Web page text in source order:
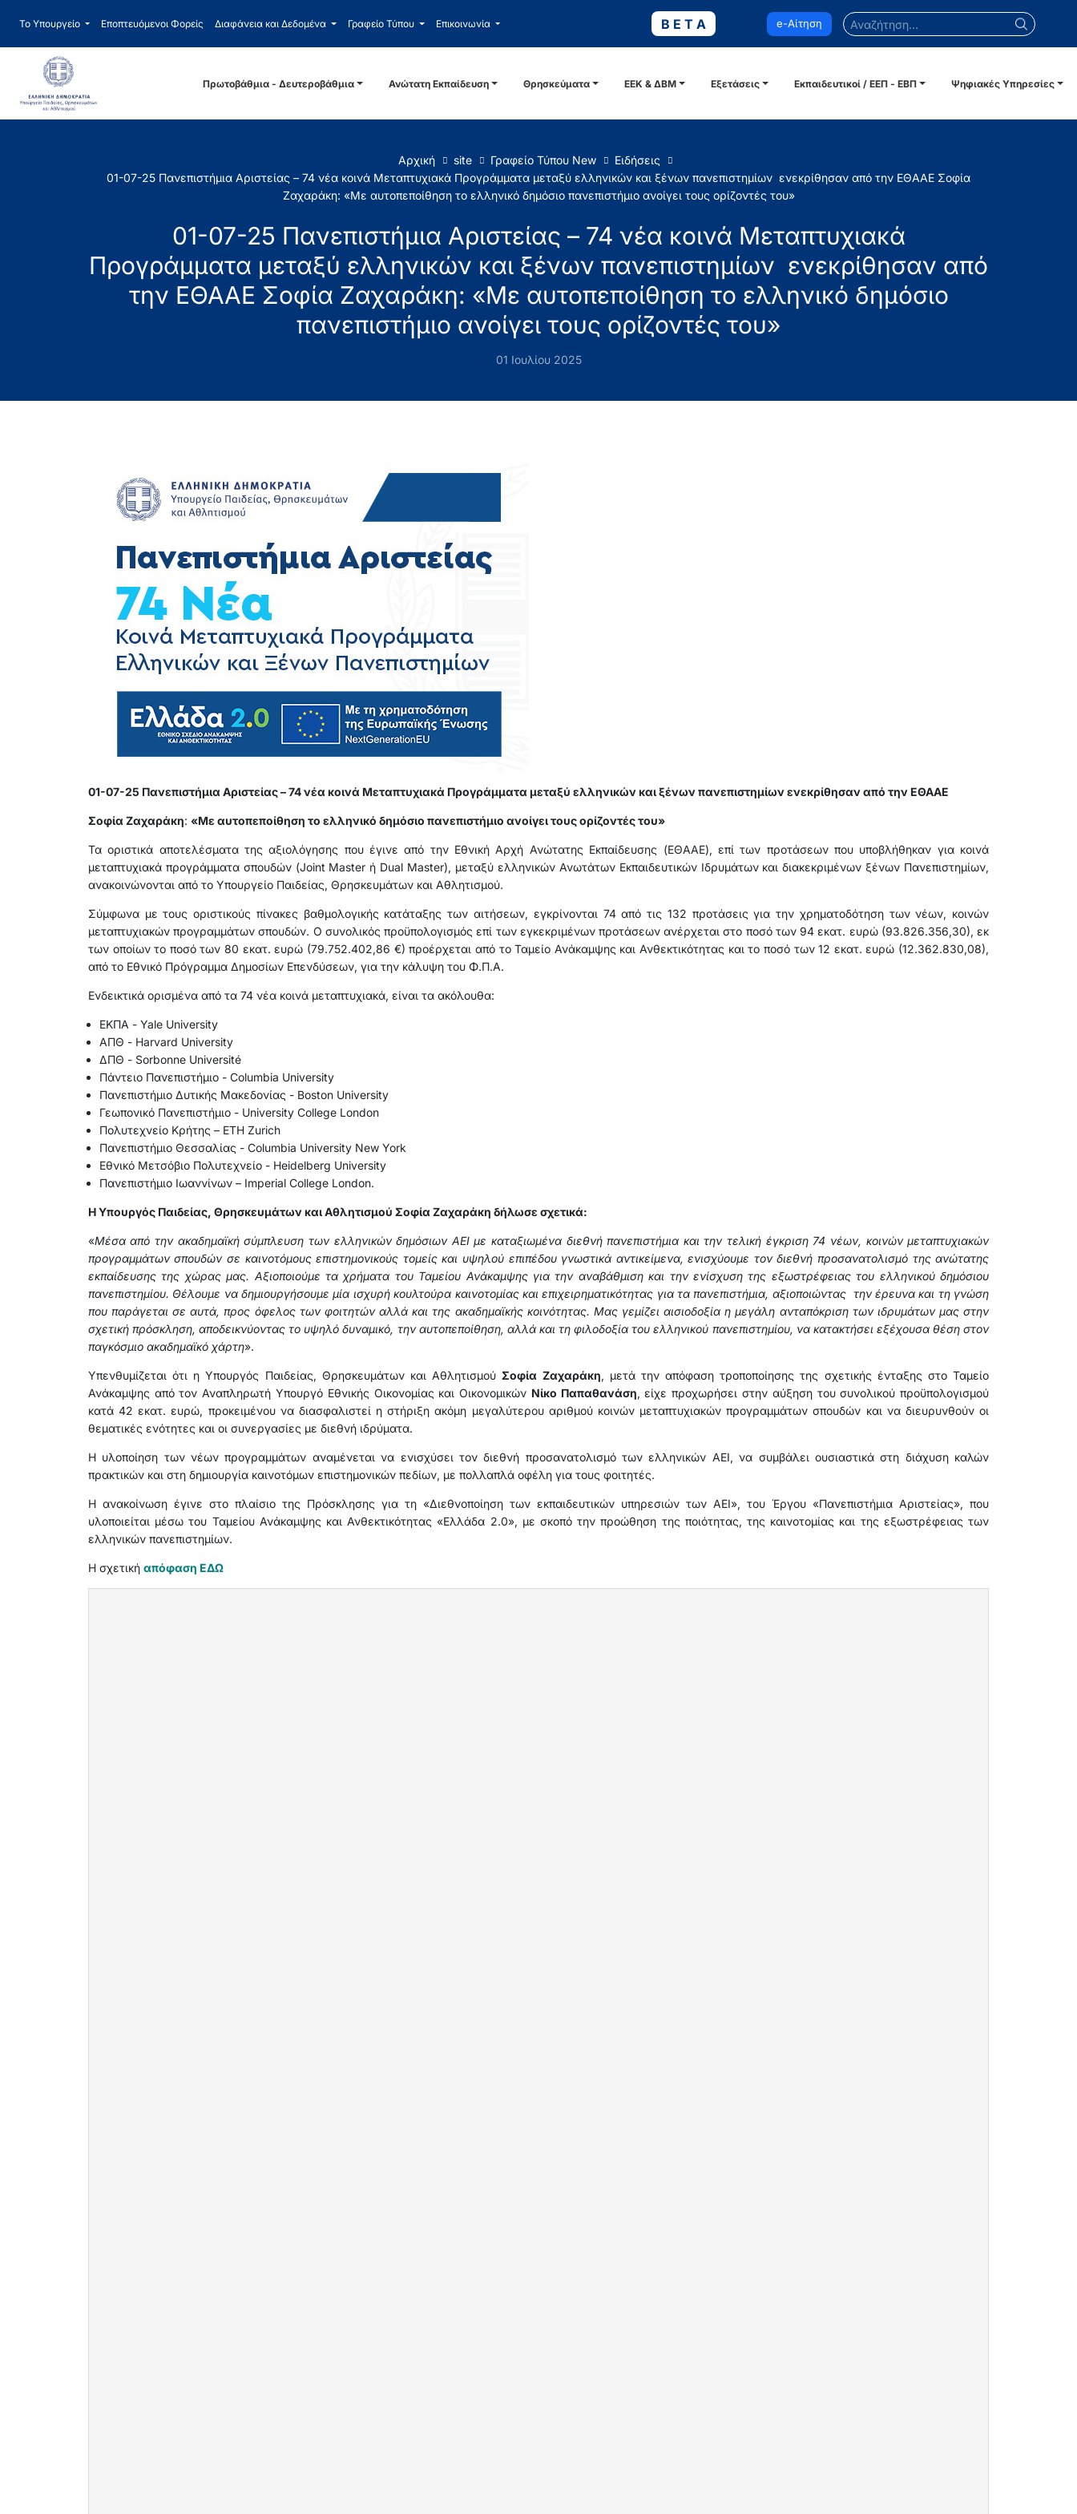
Το Υπουργείο Εποπτευόμενοι Φορείς Διαφάνεια και Δεδομένα Γραφείο Τύπου Επικοινωνία B E T A e-Αίτηση Αναζήτηση...
Πρωτοβάθμια - Δευτεροβάθμια Ανώτατη Εκπαίδευση Θρησκεύματα ΕΕΚ & ΔΒΜ Εξετάσεις Εκπαιδευτικοί / ΕΕΠ - ΕΒΠ Ψηφιακές Υπηρεσίες
Αρχική site Γραφείο Τύπου New
Ειδήσεις
01-07-25 Πανεπιστήμια Αριστείας – 74 νέα κοινά Μεταπτυχιακά Προγράμματα μεταξύ ελληνικών και ξένων πανεπιστημίων ενεκρίθησαν από την ΕΘΑΑΕ Σοφία
Ζαχαράκη: «Με αυτοπεποίθηση το ελληνικό δημόσιο πανεπιστήμιο ανοίγει τους ορίζοντές του»
01-07-25 Πανεπιστήμια Αριστείας – 74 νέα κοινά Μεταπτυχιακά
Προγράμματα μεταξύ ελληνικών και ξένων πανεπιστημίων ενεκρίθησαν από
την ΕΘΑΑΕ Σοφία Ζαχαράκη: «Με αυτοπεποίθηση το ελληνικό δημόσιο
πανεπιστήμιο ανοίγει τους ορίζοντές του»
01 Ιουλίου 2025
01-07-25 Πανεπιστήμια Αριστείας – 74 νέα κοινά Μεταπτυχιακά Προγράμματα μεταξύ ελληνικών και ξένων πανεπιστημίων ενεκρίθησαν από την ΕΘΑΑΕ
Σοφία Ζαχαράκη: «Με αυτοπεποίθηση το ελληνικό δημόσιο πανεπιστήμιο ανοίγει τους ορίζοντές του»
Τα οριστικά αποτελέσματα της αξιολόγησης που έγινε από την Εθνική Αρχή Ανώτατης Εκπαίδευσης (ΕΘΑΑΕ), επί των προτάσεων που υποβλήθηκαν για κοινά
μεταπτυχιακά προγράμματα σπουδών (Joint Master ή Dual Master), μεταξύ ελληνικών Ανωτάτων Εκπαιδευτικών Ιδρυμάτων και διακεκριμένων ξένων Πανεπιστημίων,
ανακοινώνονται από το Υπουργείο Παιδείας, Θρησκευμάτων και Αθλητισμού.
Σύμφωνα με τους οριστικούς πίνακες βαθμολογικής κατάταξης των αιτήσεων, εγκρίνονται 74 από τις 132 προτάσεις για την χρηματοδότηση των νέων, κοινών
μεταπτυχιακών προγραμμάτων σπουδών. Ο συνολικός προϋπολογισμός επί των εγκεκριμένων προτάσεων ανέρχεται στο ποσό των 94 εκατ. ευρώ (93.826.356,30), εκ
των οποίων το ποσό των 80 εκατ. ευρώ (79.752.402,86 €) προέρχεται από το Ταμείο Ανάκαμψης και Ανθεκτικότητας και το ποσό των 12 εκατ. ευρώ (12.362.830,08),
από το Εθνικό Πρόγραμμα Δημοσίων Επενδύσεων, για την κάλυψη του Φ.Π.Α.
Ενδεικτικά ορισμένα από τα 74 νέα κοινά μεταπτυχιακά, είναι τα ακόλουθα:
ΕΚΠΑ - Yale University
ΑΠΘ - Harvard University
ΔΠΘ - Sorbonne Université
Πάντειο Πανεπιστήμιο - Columbia University
Πανεπιστήμιο Δυτικής Μακεδονίας - Boston University
Γεωπονικό Πανεπιστήμιο - University College London
Πολυτεχνείο Κρήτης – ETH Zurich
Πανεπιστήμιο Θεσσαλίας - Columbia University New York
Εθνικό Μετσόβιο Πολυτεχνείο - Heidelberg University
Πανεπιστήμιο Ιωαννίνων – Imperial College London.
Η Υπουργός Παιδείας, Θρησκευμάτων και Αθλητισμού Σοφία Ζαχαράκη δήλωσε σχετικά:
«Μέσα από την ακαδημαϊκή σύμπλευση των ελληνικών δημόσιων ΑΕΙ με καταξιωμένα διεθνή πανεπιστήμια και την τελική έγκριση 74 νέων, κοινών μεταπτυχιακών
προγραμμάτων σπουδών σε καινοτόμους επιστημονικούς τομείς και υψηλού επιπέδου γνωστικά αντικείμενα, ενισχύουμε τον διεθνή προσανατολισμό της ανώτατης
εκπαίδευσης της χώρας μας. Αξιοποιούμε τα χρήματα του Ταμείου Ανάκαμψης για την αναβάθμιση και την ενίσχυση της εξωστρέφειας του ελληνικού δημόσιου
πανεπιστημίου. Θέλουμε να δημιουργήσουμε μία ισχυρή κουλτούρα καινοτομίας και επιχειρηματικότητας για τα πανεπιστήμια, αξιοποιώντας την έρευνα και τη γνώση
που παράγεται σε αυτά, προς όφελος των φοιτητών αλλά και της ακαδημαϊκής κοινότητας. Μας γεμίζει αισιοδοξία η μεγάλη ανταπόκριση των ιδρυμάτων μας στην
σχετική πρόσκληση, αποδεικνύοντας το υψηλό δυναμικό, την αυτοπεποίθηση, αλλά και τη φιλοδοξία του ελληνικού πανεπιστημίου, να κατακτήσει εξέχουσα θέση στον
παγκόσμιο ακαδημαϊκό χάρτη».
Υπενθυμίζεται ότι η Υπουργός Παιδείας, Θρησκευμάτων και ΑθλητισμούΣοφία Ζαχαράκη, μετά την απόφαση τροποποίησης της σχετικής ένταξης στο Ταμείο
Ανάκαμψης από τον Αναπληρωτή Υπουργό Εθνικής Οικονομίας και Οικονομικών Νίκο Παπαθανάση, είχε προχωρήσει στην αύξηση του συνολικού προϋπολογισμού
κατά 42 εκατ. ευρώ, προκειμένου να διασφαλιστεί η στήριξη ακόμη μεγαλύτερου αριθμού κοινών μεταπτυχιακών προγραμμάτων σπουδών και να διευρυνθούν οι
θεματικές ενότητες και οι συνεργασίες με διεθνή ιδρύματα.
Η υλοποίηση των νέων προγραμμάτων αναμένεται να ενισχύσει τον διεθνή προσανατολισμό των ελληνικών ΑΕΙ, να συμβάλει ουσιαστικά στη διάχυση καλών
πρακτικών και στη δημιουργία καινοτόμων επιστημονικών πεδίων, με πολλαπλά οφέλη για τους φοιτητές.
Η ανακοίνωση έγινε στο πλαίσιο της Πρόσκλησης για τη «Διεθνοποίηση των εκπαιδευτικών υπηρεσιών των ΑΕΙ», του Έργου «Πανεπιστήμια Αριστείας», που
υλοποιείται μέσω του Ταμείου Ανάκαμψης και Ανθεκτικότητας «Ελλάδα 2.0», με σκοπό την προώθηση της ποιότητας, της καινοτομίας και της εξωστρέφειας των
ελληνικών πανεπιστημίων.
Η σχετική απόφαση ΕΔΩ